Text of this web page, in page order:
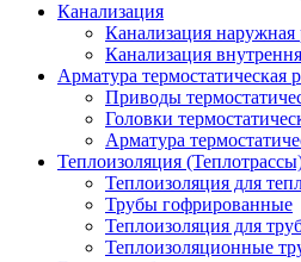
Канализация
Канализация
Канализация
Арматура термостатическая
Приводы
Головки
Арматура
Теплоизоляция
Теплоизоляция для
Трубы гофрированные
Теплоизоляция для
Теплоизоляционные